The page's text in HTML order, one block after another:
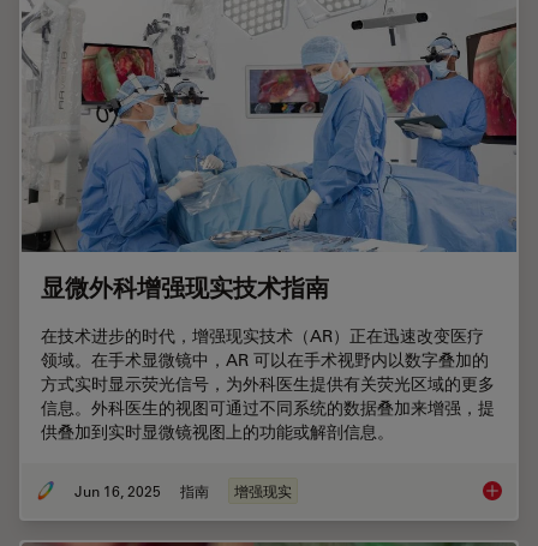
显微外科增强现实技术指南
在技术进步的时代，增强现实技术（AR）正在迅速改变医疗
领域。在手术显微镜中，AR 可以在手术视野内以数字叠加的
方式实时显示荧光信号，为外科医生提供有关荧光区域的更多
信息。外科医生的视图可通过不同系统的数据叠加来增强，提
供叠加到实时显微镜视图上的功能或解剖信息。
Jun 16, 2025 指南 增强现实 显微外